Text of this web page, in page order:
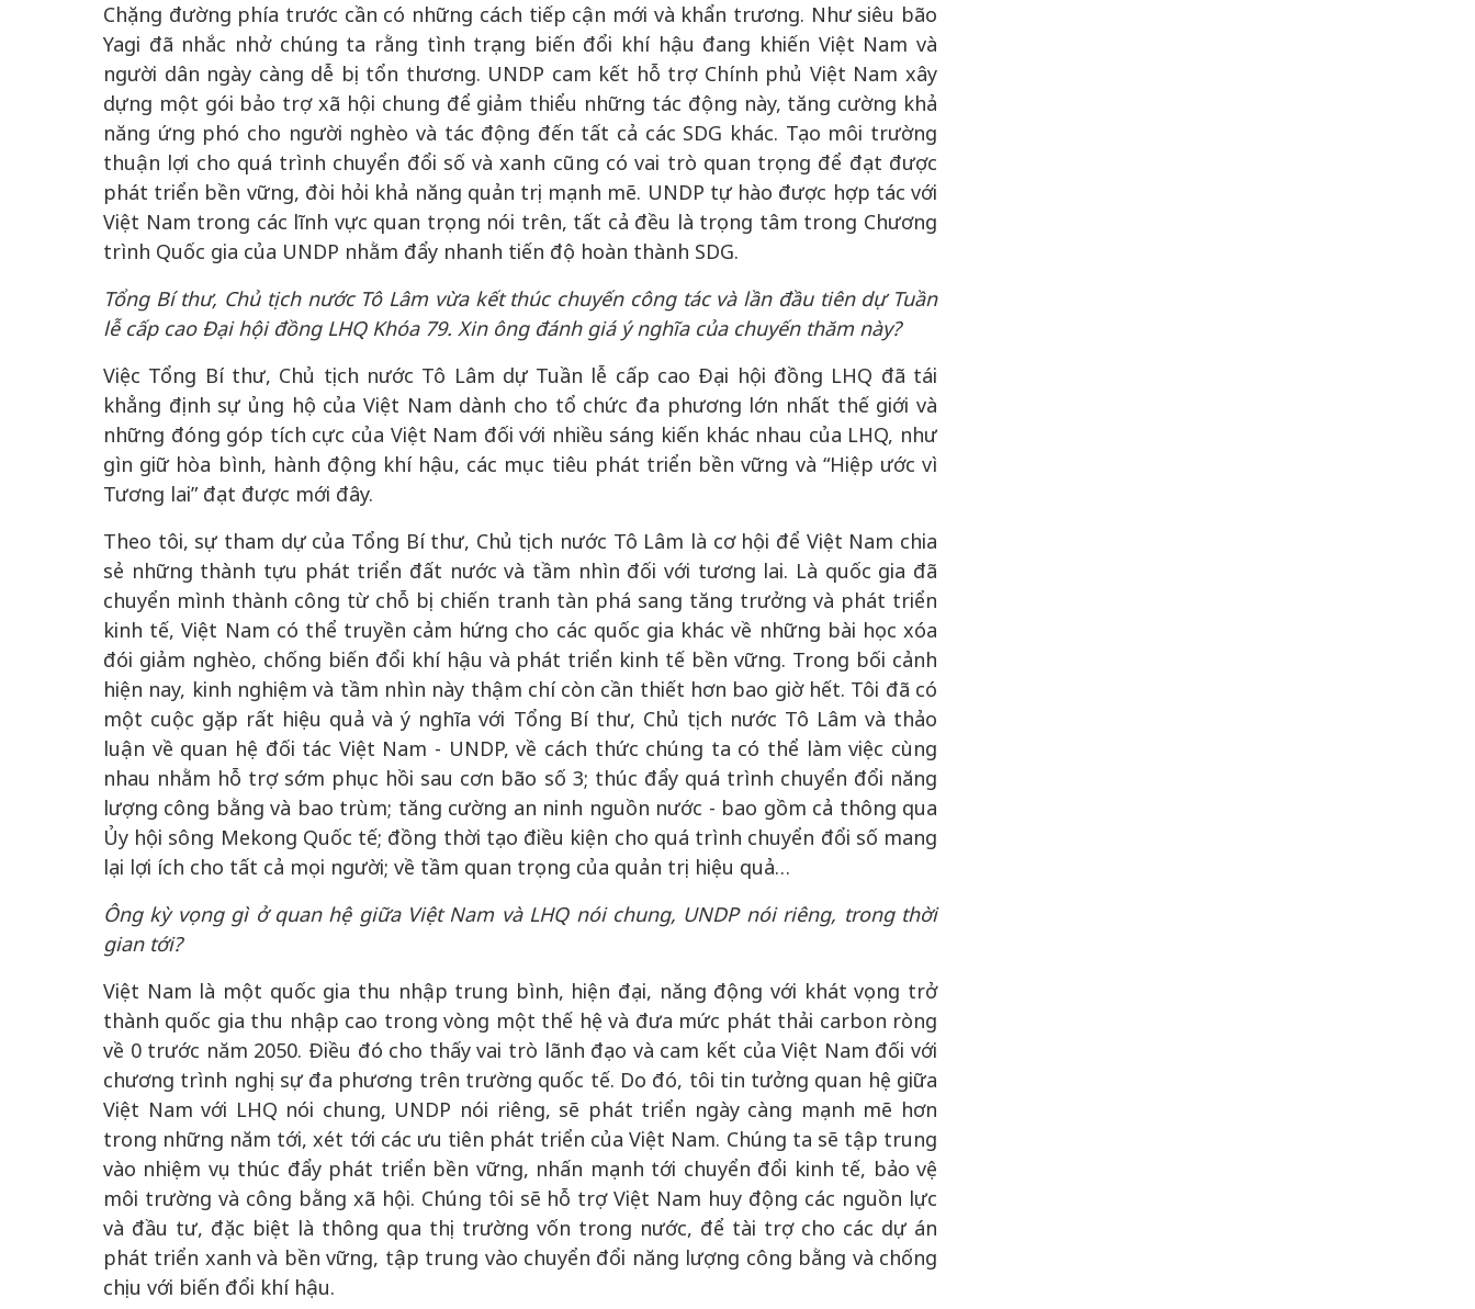
Chặng đường phía trước cần có những cách tiếp cận mới và khẩn trương. Như siêu bão
Yagi đã nhắc nhở chúng ta rằng tình trạng biến đổi khí hậu đang khiến Việt Nam và
người dân ngày càng dễ bị tổn thương. UNDP cam kết hỗ trợ Chính phủ Việt Nam xây
dựng một gói bảo trợ xã hội chung để giảm thiểu những tác động này, tăng cường khả
năng ứng phó cho người nghèo và tác động đến tất cả các SDG khác. Tạo môi trường
thuận lợi cho quá trình chuyển đổi số và xanh cũng có vai trò quan trọng để đạt được
phát triển bền vững, đòi hỏi khả năng quản trị mạnh mẽ. UNDP tự hào được hợp tác với
Việt Nam trong các lĩnh vực quan trọng nói trên, tất cả đều là trọng tâm trong Chương
trình Quốc gia của UNDP nhằm đẩy nhanh tiến độ hoàn thành SDG.
Tổng Bí thư, Chủ tịch nước Tô Lâm vừa kết thúc chuyến công tác và lần đầu tiên dự Tuần
lễ cấp cao Đại hội đồng LHQ Khóa 79. Xin ông đánh giá ý nghĩa của chuyến thăm này?
Việc Tổng Bí thư, Chủ tịch nước Tô Lâm dự Tuần lễ cấp cao Đại hội đồng LHQ đã tái
khẳng định sự ủng hộ của Việt Nam dành cho tổ chức đa phương lớn nhất thế giới và
những đóng góp tích cực của Việt Nam đối với nhiều sáng kiến khác nhau của LHQ, như
gìn giữ hòa bình, hành động khí hậu, các mục tiêu phát triển bền vững và “Hiệp ước vì
Tương lai” đạt được mới đây.
Theo tôi, sự tham dự của Tổng Bí thư, Chủ tịch nước Tô Lâm là cơ hội để Việt Nam chia
sẻ những thành tựu phát triển đất nước và tầm nhìn đối với tương lai. Là quốc gia đã
chuyển mình thành công từ chỗ bị chiến tranh tàn phá sang tăng trưởng và phát triển
kinh tế, Việt Nam có thể truyền cảm hứng cho các quốc gia khác về những bài học xóa
đói giảm nghèo, chống biến đổi khí hậu và phát triển kinh tế bền vững. Trong bối cảnh
hiện nay, kinh nghiệm và tầm nhìn này thậm chí còn cần thiết hơn bao giờ hết. Tôi đã có
một cuộc gặp rất hiệu quả và ý nghĩa với Tổng Bí thư, Chủ tịch nước Tô Lâm và thảo
luận về quan hệ đối tác Việt Nam - UNDP, về cách thức chúng ta có thể làm việc cùng
nhau nhằm hỗ trợ sớm phục hồi sau cơn bão số 3; thúc đẩy quá trình chuyển đổi năng
lượng công bằng và bao trùm; tăng cường an ninh nguồn nước - bao gồm cả thông qua
Ủy hội sông Mekong Quốc tế; đồng thời tạo điều kiện cho quá trình chuyển đổi số mang
lại lợi ích cho tất cả mọi người; về tầm quan trọng của quản trị hiệu quả…
Ông kỳ vọng gì ở quan hệ giữa Việt Nam và LHQ nói chung, UNDP nói riêng, trong thời
gian tới?
Việt Nam là một quốc gia thu nhập trung bình, hiện đại, năng động với khát vọng trở
thành quốc gia thu nhập cao trong vòng một thế hệ và đưa mức phát thải carbon ròng
về 0 trước năm 2050. Điều đó cho thấy vai trò lãnh đạo và cam kết của Việt Nam đối với
chương trình nghị sự đa phương trên trường quốc tế. Do đó, tôi tin tưởng quan hệ giữa
Việt Nam với LHQ nói chung, UNDP nói riêng, sẽ phát triển ngày càng mạnh mẽ hơn
trong những năm tới, xét tới các ưu tiên phát triển của Việt Nam. Chúng ta sẽ tập trung
vào nhiệm vụ thúc đẩy phát triển bền vững, nhấn mạnh tới chuyển đổi kinh tế, bảo vệ
môi trường và công bằng xã hội. Chúng tôi sẽ hỗ trợ Việt Nam huy động các nguồn lực
và đầu tư, đặc biệt là thông qua thị trường vốn trong nước, để tài trợ cho các dự án
phát triển xanh và bền vững, tập trung vào chuyển đổi năng lượng công bằng và chống
chịu với biến đổi khí hậu.